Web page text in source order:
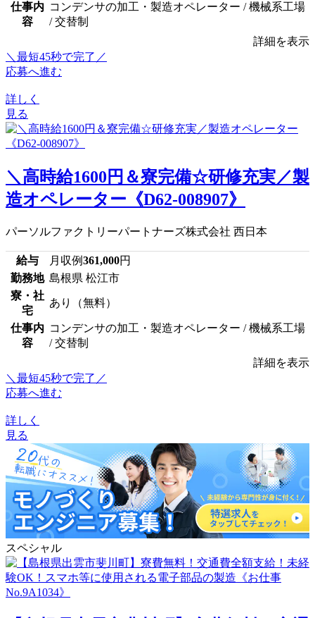
仕事内
容
コンデンサの加工・製造オペレーター / 機械系工場
/ 交替制
詳細を表示
＼最短45秒で完了／
応募へ進む
詳しく
見る
＼高時給1600円＆寮完備☆研修充実／製
造オペレーター《D62-008907》
パーソルファクトリーパートナーズ株式会社 西日本
給与 月収例361,000円
勤務地 島根県 松江市
寮・社
宅
あり（無料）
仕事内
容
コンデンサの加工・製造オペレーター / 機械系工場
/ 交替制
詳細を表示
＼最短45秒で完了／
応募へ進む
詳しく
見る
スペシャル